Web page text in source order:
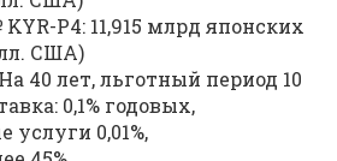
P4: 11,915 млрд японских
США)
40 лет, льготный период 10
0,1% годовых,
услуги 0,01%,